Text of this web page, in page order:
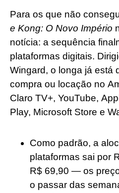
Para os que não
e Kong: O Novo Império
notícia: a sequência
plataformas digitais.
Wingard, o longa já está
compra ou locação no
Claro TV+, YouTube,
Play, Microsoft Store e
Como padrão, a
plataformas sai por
R$ 69,90 — os
o passar das